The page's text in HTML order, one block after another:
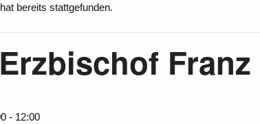
bereits stattgefunden.
- 12:00